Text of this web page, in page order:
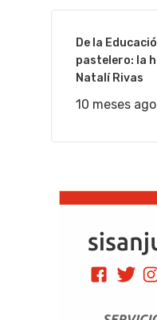
De la
pastelero: la
Natalí Rivas
10 meses ago